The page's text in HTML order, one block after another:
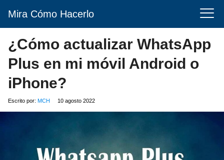
Mira Cómo Hacerlo
¿Cómo actualizar WhatsApp
Plus en mi móvil Android o
iPhone?
Escrito por: MCH 10 agosto 2022